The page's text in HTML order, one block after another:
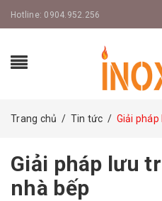
Hotline: 0904.952.256
Trang chủ / Tin tức / Giải
Giải pháp lưu
nhà bếp